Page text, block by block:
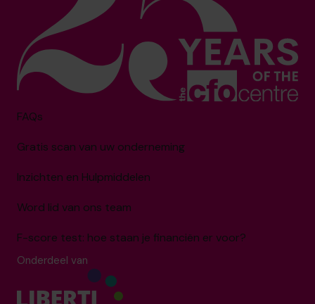
FAQs
Gratis scan van uw onderneming
Inzichten en Hulpmiddelen
Word lid van ons team
F-score test: hoe staan je financiën er voor?
Onderdeel van